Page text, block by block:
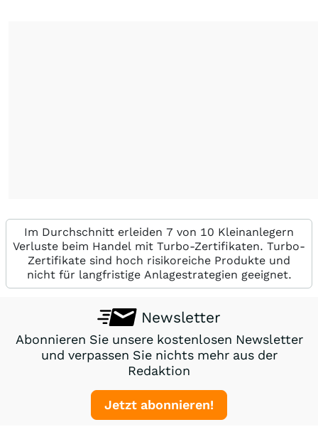
Im Durchschnitt erleiden 7 von 10 Kleinanlegern
Verluste beim Handel mit Turbo-Zertifikaten. Turbo-
Zertifikate sind hoch risikoreiche Produkte und
nicht für langfristige Anlagestrategien geeignet.
Newsletter
Abonnieren Sie unsere kostenlosen Newsletter
und verpassen Sie nichts mehr aus der
Redaktion
Jetzt abonnieren!